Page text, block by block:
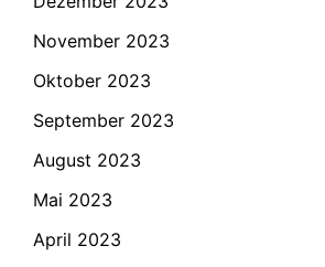
November 2023
Oktober 2023
September 2023
August 2023
Mai 2023
April 2023